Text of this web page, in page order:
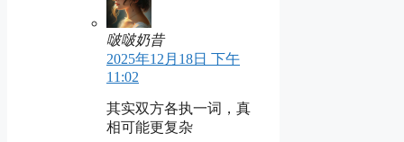
啵啵奶昔
2025年12月18日 下午
11:02
其实双方各执一词，真
相可能更复杂